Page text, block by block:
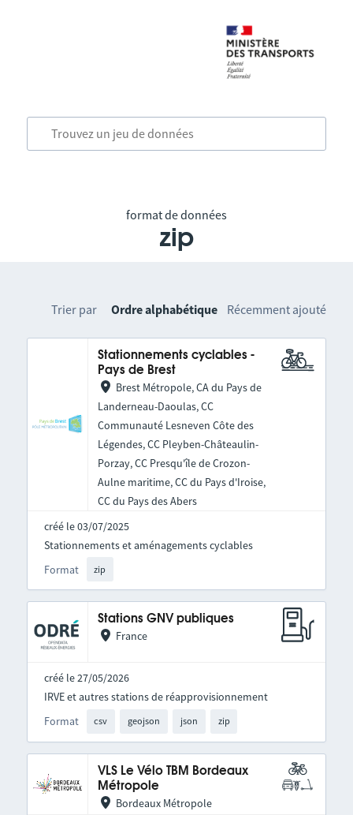
format de données
zip
Trier par Ordre alphabétique Récemment ajouté
Stationnements cyclables -
Pays de Brest
Brest Métropole, CA du Pays de
Landerneau-Daoulas, CC
Communauté Lesneven Côte des
Légendes, CC Pleyben-Châteaulin-
Porzay, CC Presqu'île de Crozon-
Aulne maritime, CC du Pays d'Iroise,
CC du Pays des Abers
créé le 03/07/2025
Format zip
Stationnements et aménagements cyclables
Stations GNV publiques
France
créé le 27/05/2026
Format csv geojson json zip
IRVE et autres stations de réapprovisionnement
VLS Le Vélo TBM Bordeaux
Métropole
Bordeaux Métropole